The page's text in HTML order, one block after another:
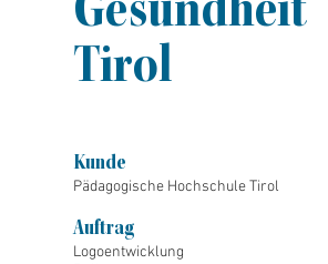
Gesundheit
Tirol
Kunde
Pädagogische Hochschule Tirol
Auftrag
Logoentwicklung